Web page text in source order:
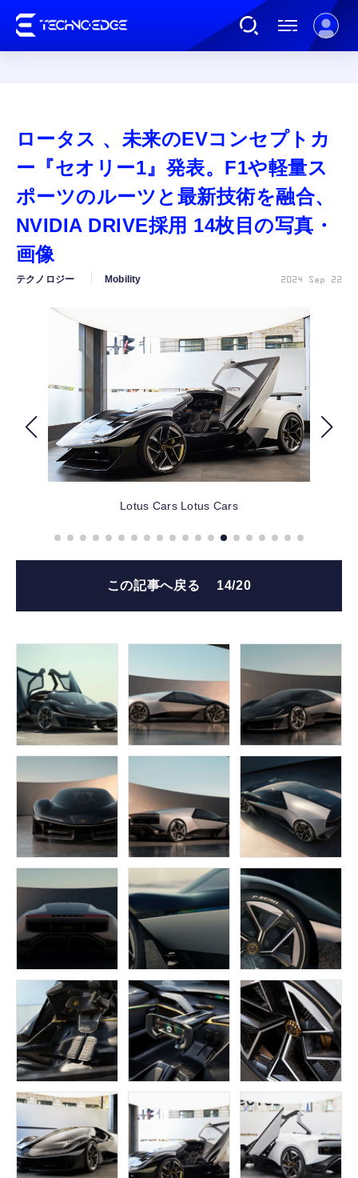
AI
ガジェット
公式ストア
FOLLOW US
ロータス 、未来のEVコンセプトカ
ー『セオリー1』発表。F1や軽量ス
ポーツのルーツと最新技術を融合、
NVIDIA DRIVE採用 14枚目の写真・
画像
テクノロジー Mobility 2024 Sep 22
Lotus Cars Lotus Cars
この記事へ戻る 14/20